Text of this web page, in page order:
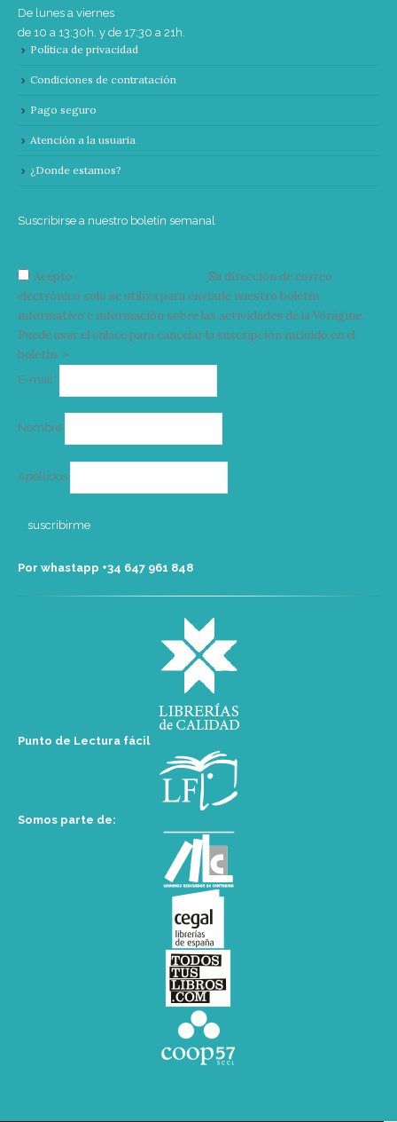
De lunes a viernes
de 10 a 13:30h. y de 17:30 a 21h.
Política de privacidad
Condiciones de contratación
Pago seguro
Atención a la usuaria
¿Donde estamos?
Suscribirse a nuestro boletín semanal
Acepto
Su dirección de correo
electrónico solo se utiliza para enviarle nuestro boletín
informativo e información sobre las actividades de la Vorágine.
Puede usar el enlace para cancelar la suscripción incluido en el
boletín. >
E-mail*
Nombre
Apellidos
Por whastapp +34 ‭647 961 848‬
Punto de Lectura fácil
Somos parte de: